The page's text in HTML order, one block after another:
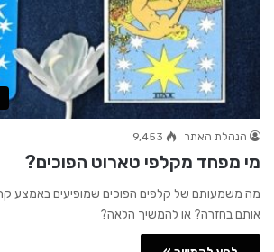
הנהלת האתר 9,453
מי מפחד מקלפי טארוט הפוכים?
מה משמעותם של קלפים הפוכים שמופיעים באמצע
אותם בחזרה? או להמשיך הלאה?